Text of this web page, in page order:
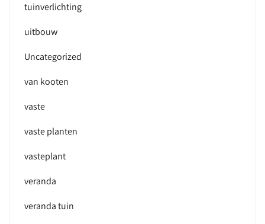
tuinverlichting
uitbouw
Uncategorized
van kooten
vaste
vaste planten
vasteplant
veranda
veranda tuin